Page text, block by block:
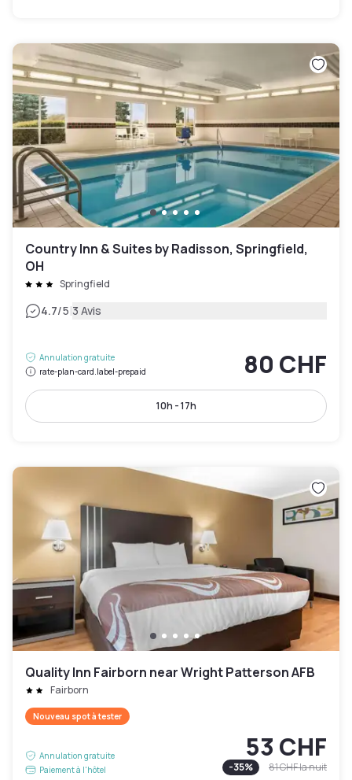
Country Inn & Suites by Radisson, Springfield,
OH
Springfield
4.7/5|3 Avis
Annulation gratuite
rate-plan-card.label-prepaid
80 CHF
10h - 17h
Quality Inn Fairborn near Wright Patterson AFB
Fairborn
Nouveau spot à tester
Annulation gratuite
Paiement à l'hôtel
53 CHF
-35% 81 CHFla nuit